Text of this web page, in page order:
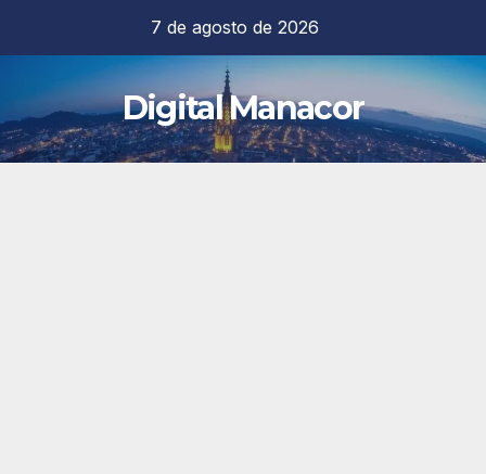
contenido
7 de agosto de 2026
Digital Manacor